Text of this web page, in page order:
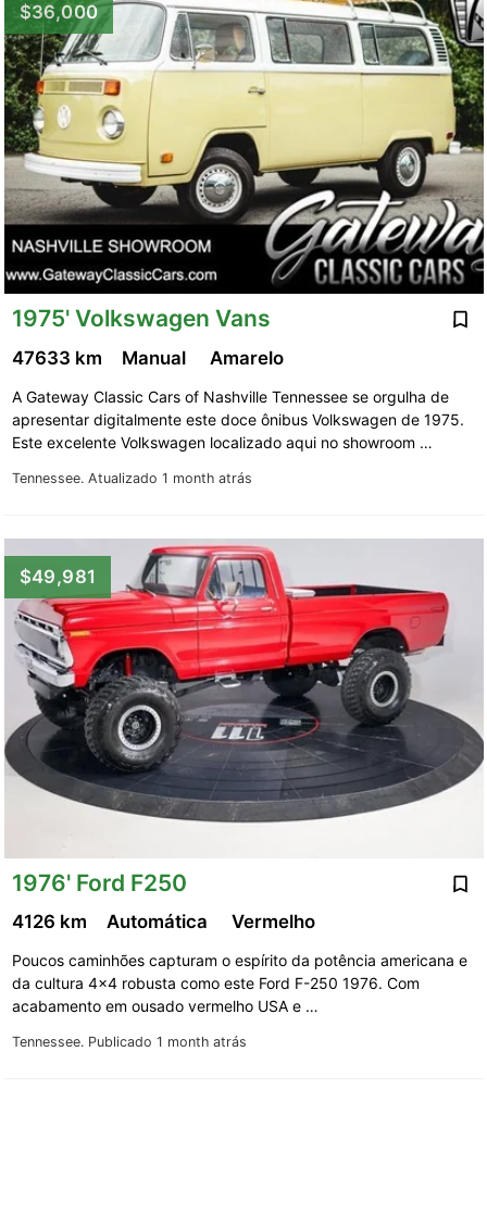
$36,000
1975' Volkswagen Vans
Tennessee. Atualizado 1 month atrás
47633 km Manual Amarelo
A Gateway Classic Cars of Nashville Tennessee se orgulha de
apresentar digitalmente este doce ônibus Volkswagen de 1975.
Este excelente Volkswagen localizado aqui no showroom …
$49,981
1976' Ford F250
Tennessee. Publicado 1 month atrás
4126 km Automática Vermelho
Poucos caminhões capturam o espírito da potência americana e
da cultura 4x4 robusta como este Ford F-250 1976. Com
acabamento em ousado vermelho USA e …